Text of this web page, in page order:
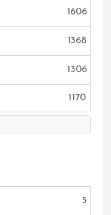
1606
1368
1306
1170
5